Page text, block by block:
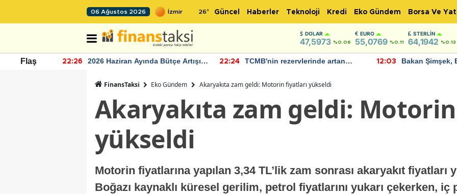
06 Ağustos 2026 26° Güncel Haberler Teknoloji Kredi Eko Gündem Borsa Ve
DOLAR
47,5973 %0.06
EURO
55,0769 %0.11
STERLIN
64,1942 %0.13
Flaş 22:26
2026 Haziran Ayında Bütçe Artışı
22:24
TCMB'nin rezervlerinde artan
12:03
Bakan Şimşek,
FinansTaksi Eko Gündem Akaryakıta zam geldi: Motorin fiyatları yükseldi
Akaryakıta zam geldi:
yükseldi
Motorin fiyatlarına yapılan 3,34 TL’lik zam sonrası akaryakıt
Boğazı kaynaklı küresel gerilim, petrol fiyatlarını yukarı çekerken, iç